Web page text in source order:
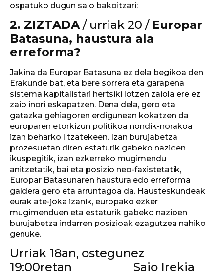
ospatuko dugun saio bakoitzari:
2. ZIZTADA/ urriak 20 / Europar
Batasuna, haustura ala
erreforma?
Jakina da Europar Batasuna ez dela begikoa den
Erakunde bat, eta bere sorrera eta garapena
sistema kapitalistari hertsiki lotzen zaiola ere ez
zaio inori eskapatzen. Dena dela, gero eta
gatazka gehiagoren erdigunean kokatzen da
europaren etorkizun politikoa nondik-norakoa
izan beharko litzatekeen. Izan burujabetza
prozesuetan diren estaturik gabeko nazioen
ikuspegitik, izan ezkerreko mugimendu
anitzetatik, bai eta posizio neo-faxistetatik,
Europar Batasunaren haustura edo erreforma
galdera gero eta arruntagoa da. Hausteskundeak
eurak ate-joka izanik, europako ezker
mugimenduen eta estaturik gabeko nazioen
burujabetza indarren posizioak ezagutzea nahiko
genuke.
Urriak 18an, ostegunez
19:00retan Saio Irekia